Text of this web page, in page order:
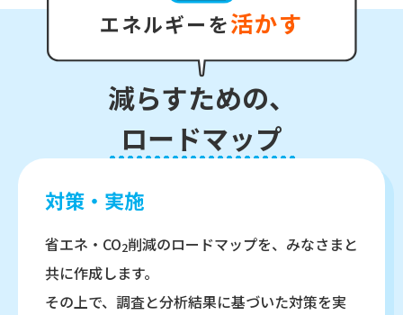
エネルギーを活かす
減らすための、
ロー ドマップ
対策・実施
省エネ・CO2削減のロードマップを、みなさまと
共に作成します。
その上で、調査と分析結果に基づいた対策を実